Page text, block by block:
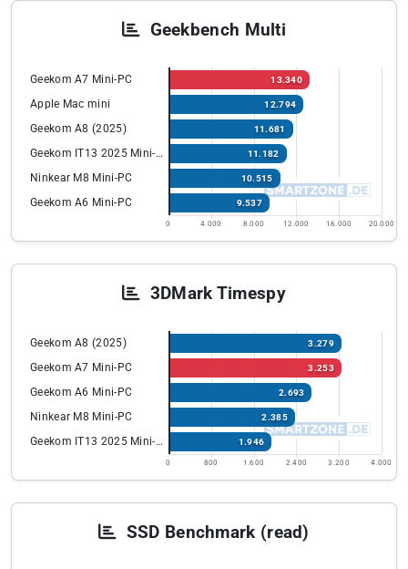
Geekbench Multi
Geekom A7 Mini-PC 13.340
Apple Mac mini 12.794
Geekom A8 (2025) 11.681
Geekom IT13 2025 Mini-PC 11.182
Ninkear M8 Mini-PC 10.515
Geekom A6 Mini-PC 9.537
0 4.000 8.000 12.000 16.000 20.000
3DMark Timespy
Geekom A8 (2025) 3.279
Geekom A7 Mini-PC 3.253
Geekom A6 Mini-PC 2.693
Ninkear M8 Mini-PC 2.385
Geekom IT13 2025 Mini-PC 1.946
0 800 1.600 2.400 3.200 4.000
SSD Benchmark (read)